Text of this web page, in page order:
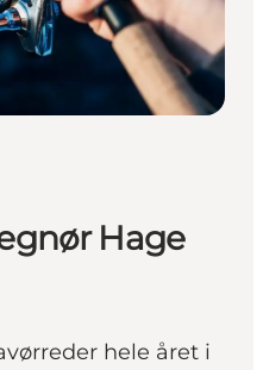
Hage
hele året i